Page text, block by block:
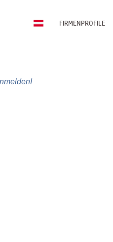
FIRMENPROFILE